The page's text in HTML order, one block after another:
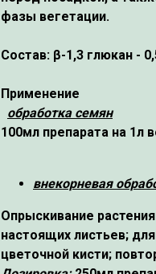
фазы вегетации.
Состав: β-1,3 глюкан -
Применение
обработка семян
100мл препарата на 1л
внекорневая
Опрыскивание
настоящих листьев;
цветочной кисти;